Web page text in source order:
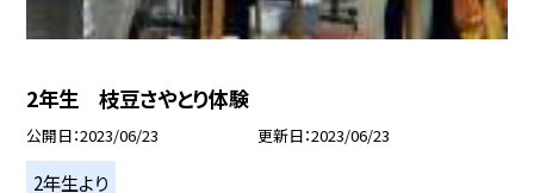
2年生 枝豆さやとり体験
公開日 2023/06/23 更新日 2023/06/23
2年生より